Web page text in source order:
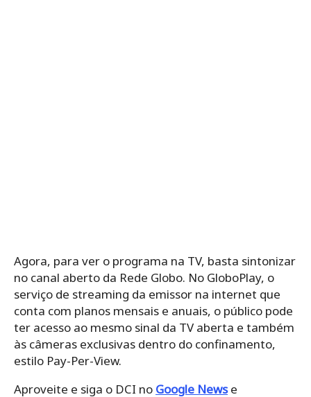
Agora, para ver o programa na TV, basta sintonizar
no canal aberto da Rede Globo. No GloboPlay, o
serviço de streaming da emissor na internet que
conta com planos mensais e anuais, o público pode
ter acesso ao mesmo sinal da TV aberta e também
às câmeras exclusivas dentro do confinamento,
estilo Pay-Per-View.
Aproveite e siga o DCI no Google Newse